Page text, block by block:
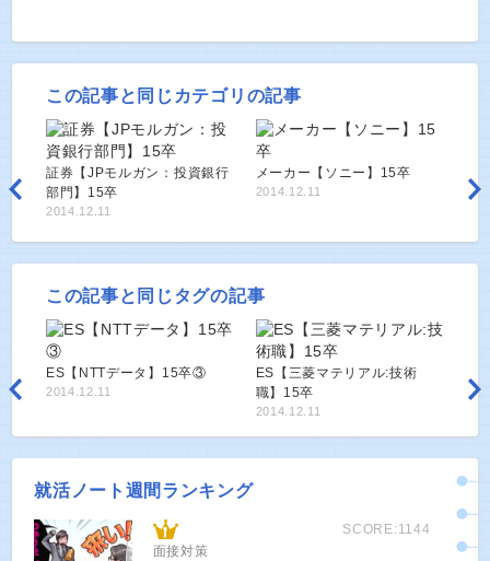
この記事と同じカテゴリの記事
証券【JPモルガン：投資銀行
部門】15卒
2014.12.11
メーカー【ソニー】15卒
2014.12.11
この記事と同じタグの記事
ES【NTTデータ】15卒③
2014.12.11
ES【三菱マテリアル:技術
職】15卒
2014.12.11
就活ノート週間ランキング
SCORE:1144
面接対策